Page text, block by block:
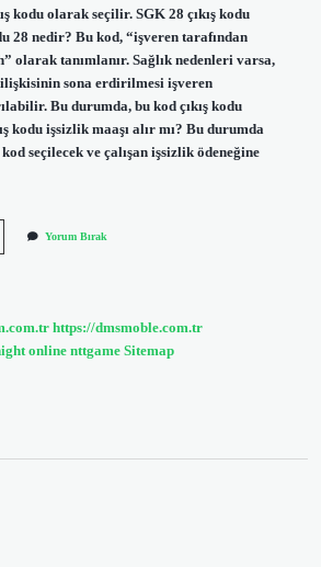
kodu olarak seçilir. SGK 28 çıkış kodu
28 nedir? Bu kod, “işveren tarafından
olarak tanımlanır. Sağlık nedenleri varsa,
sona erdirilmesi işveren
Bu durumda, bu kod çıkış kodu
kodu işsizlik maaşı alır mı? Bu durumda
seçilecek ve çalışan işsizlik ödeneğine
Yorum Bırak
https://dmsmoble.com.tr
online nttgame Sitemap